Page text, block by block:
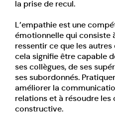
la prise de recul.
L’empathie est une
émotionnelle qui consiste
ressentir ce que les
cela signifie être capable
ses collègues, de ses
ses subordonnés.
améliorer la
relations et à résoudre
constructive.